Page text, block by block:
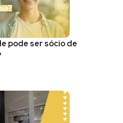
pode ser sócio de